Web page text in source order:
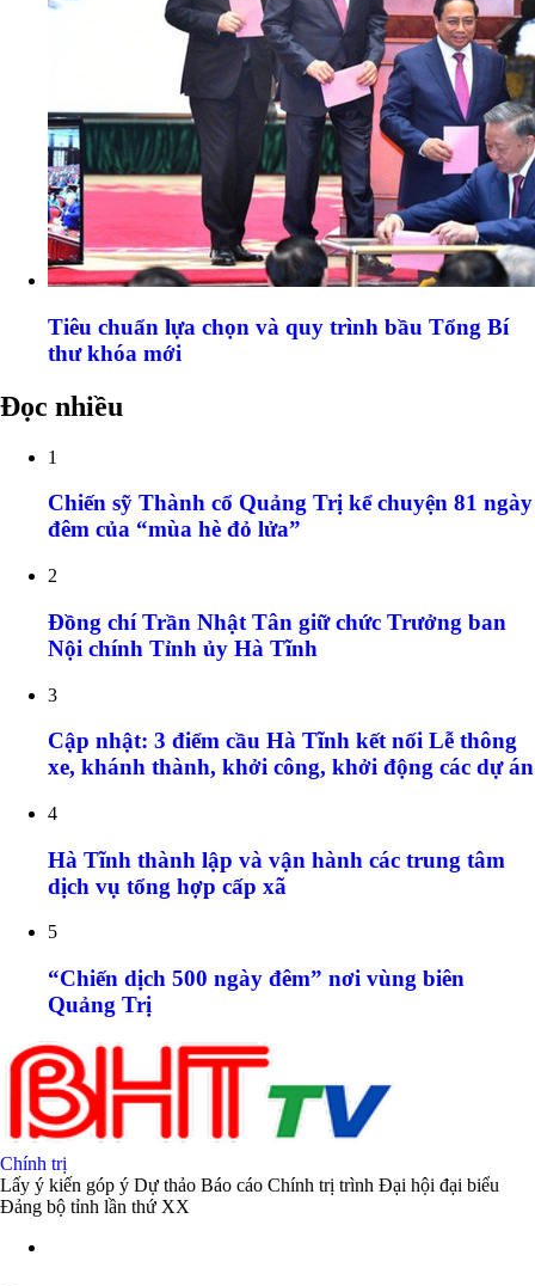
Tiêu chuẩn lựa chọn và quy trình bầu Tổng Bí
thư khóa mới
Đọc nhiều
1
Chiến sỹ Thành cổ Quảng Trị kể chuyện 81 ngày
đêm của “mùa hè đỏ lửa”
2
Đồng chí Trần Nhật Tân giữ chức Trưởng ban
Nội chính Tỉnh ủy Hà Tĩnh
3
Cập nhật: 3 điểm cầu Hà Tĩnh kết nối Lễ thông
xe, khánh thành, khởi công, khởi động các dự án
4
Hà Tĩnh thành lập và vận hành các trung tâm
dịch vụ tổng hợp cấp xã
5
“Chiến dịch 500 ngày đêm” nơi vùng biên
Quảng Trị
Chính trị
Lấy ý kiến góp ý Dự thảo Báo cáo Chính trị trình Đại hội đại biểu
Đảng bộ tỉnh lần thứ XX